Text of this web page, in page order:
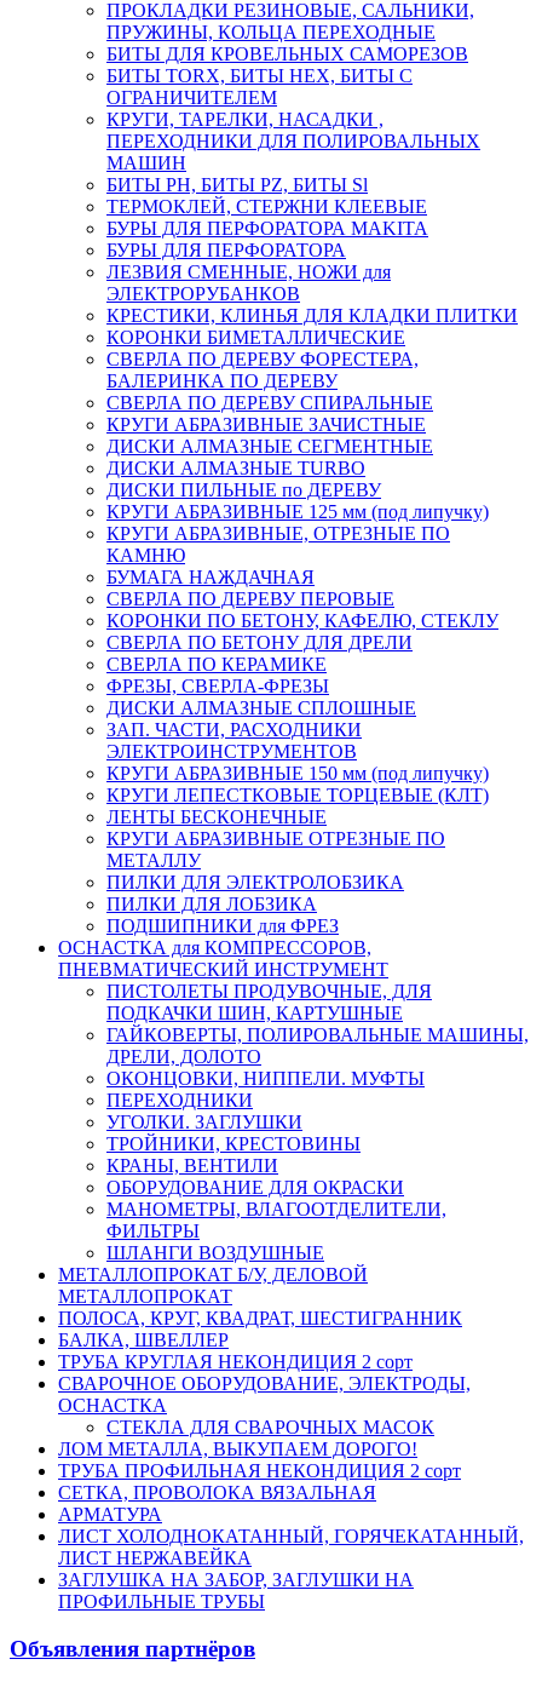
ПРОКЛАДКИ РЕЗИНОВЫЕ, САЛЬНИКИ,
ПРУЖИНЫ, КОЛЬЦА ПЕРЕХОДНЫЕ
БИТЫ ДЛЯ КРОВЕЛЬНЫХ САМОРЕЗОВ
БИТЫ TORX, БИТЫ НЕХ, БИТЫ С
ОГРАНИЧИТЕЛЕМ
КРУГИ, ТАРЕЛКИ, НАСАДКИ ,
ПЕРЕХОДНИКИ ДЛЯ ПОЛИРОВАЛЬНЫХ
МАШИН
БИТЫ PH, БИТЫ PZ, БИТЫ Sl
ТЕРМОКЛЕЙ, СТЕРЖНИ КЛЕЕВЫЕ
БУРЫ ДЛЯ ПЕРФОРАТОРА MAKITA
БУРЫ ДЛЯ ПЕРФОРАТОРА
ЛЕЗВИЯ СМЕННЫЕ, НОЖИ для
ЭЛЕКТРОРУБАНКОВ
КРЕСТИКИ, КЛИНЬЯ ДЛЯ КЛАДКИ ПЛИТКИ
КОРОНКИ БИМЕТАЛЛИЧЕСКИЕ
СВЕРЛА ПО ДЕРЕВУ ФОРЕСТЕРА,
БАЛЕРИНКА ПО ДЕРЕВУ
СВЕРЛА ПО ДЕРЕВУ СПИРАЛЬНЫЕ
КРУГИ АБРАЗИВНЫЕ ЗАЧИСТНЫЕ
ДИСКИ АЛМАЗНЫЕ СЕГМЕНТНЫЕ
ДИСКИ АЛМАЗНЫЕ TURBO
ДИСКИ ПИЛЬНЫЕ по ДЕРЕВУ
КРУГИ АБРАЗИВНЫЕ 125 мм (под липучку)
КРУГИ АБРАЗИВНЫЕ, ОТРЕЗНЫЕ ПО
КАМНЮ
БУМАГА НАЖДАЧНАЯ
СВЕРЛА ПО ДЕРЕВУ ПЕРОВЫЕ
КОРОНКИ ПО БЕТОНУ, КАФЕЛЮ, СТЕКЛУ
СВЕРЛА ПО БЕТОНУ ДЛЯ ДРЕЛИ
СВЕРЛА ПО КЕРАМИКЕ
ФРЕЗЫ, СВЕРЛА-ФРЕЗЫ
ДИСКИ АЛМАЗНЫЕ СПЛОШНЫЕ
ЗАП. ЧАСТИ, РАСХОДНИКИ
ЭЛЕКТРОИНСТРУМЕНТОВ
КРУГИ АБРАЗИВНЫЕ 150 мм (под липучку)
КРУГИ ЛЕПЕСТКОВЫЕ ТОРЦЕВЫЕ (КЛТ)
ЛЕНТЫ БЕСКОНЕЧНЫЕ
КРУГИ АБРАЗИВНЫЕ ОТРЕЗНЫЕ ПО
МЕТАЛЛУ
ПИЛКИ ДЛЯ ЭЛЕКТРОЛОБЗИКА
ПИЛКИ ДЛЯ ЛОБЗИКА
ПОДШИПНИКИ для ФРЕЗ
ОСНАСТКА для КОМПРЕССОРОВ,
ПНЕВМАТИЧЕСКИЙ ИНСТРУМЕНТ
ПИСТОЛЕТЫ ПРОДУВОЧНЫЕ, ДЛЯ
ПОДКАЧКИ ШИН, КАРТУШНЫЕ
ГАЙКОВЕРТЫ, ПОЛИРОВАЛЬНЫЕ МАШИНЫ,
ДРЕЛИ, ДОЛОТО
ОКОНЦОВКИ, НИППЕЛИ. МУФТЫ
ПЕРЕХОДНИКИ
УГОЛКИ. ЗАГЛУШКИ
ТРОЙНИКИ, КРЕСТОВИНЫ
КРАНЫ, ВЕНТИЛИ
ОБОРУДОВАНИЕ ДЛЯ ОКРАСКИ
МАНОМЕТРЫ, ВЛАГООТДЕЛИТЕЛИ,
ФИЛЬТРЫ
ШЛАНГИ ВОЗДУШНЫЕ
МЕТАЛЛОПРОКАТ Б/У, ДЕЛОВОЙ
МЕТАЛЛОПРОКАТ
ПОЛОСА, КРУГ, КВАДРАТ, ШЕСТИГРАННИК
БАЛКА, ШВЕЛЛЕР
ТРУБА КРУГЛАЯ НЕКОНДИЦИЯ 2 сорт
СВАРОЧНОЕ ОБОРУДОВАНИЕ, ЭЛЕКТРОДЫ,
ОСНАСТКА
СТЕКЛА ДЛЯ СВАРОЧНЫХ МАСОК
ЛОМ МЕТАЛЛА, ВЫКУПАЕМ ДОРОГО!
ТРУБА ПРОФИЛЬНАЯ НЕКОНДИЦИЯ 2 сорт
СЕТКА, ПРОВОЛОКА ВЯЗАЛЬНАЯ
АРМАТУРА
ЛИСТ ХОЛОДНОКАТАННЫЙ, ГОРЯЧЕКАТАННЫЙ,
ЛИСТ НЕРЖАВЕЙКА
ЗАГЛУШКА НА ЗАБОР, ЗАГЛУШКИ НА
ПРОФИЛЬНЫЕ ТРУБЫ
Объявления партнёров